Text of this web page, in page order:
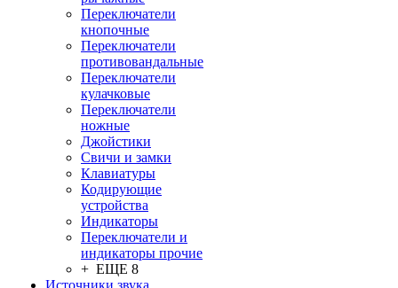
Переключатели
кнопочные
Переключатели
противовандальные
Переключатели
кулачковые
Переключатели
ножные
Джойстики
Свичи и замки
Клавиатуры
Кодирующие
устройства
Индикаторы
Переключатели и
индикаторы прочие
+ ЕЩЕ 8
Источники звука